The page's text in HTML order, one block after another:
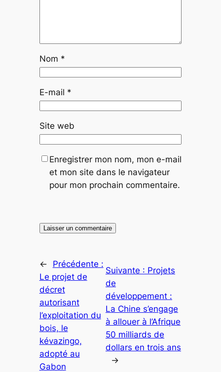
Nom *
E-mail *
Site web
Enregistrer mon nom, mon e-mail
et mon site dans le navigateur
pour mon prochain commentaire.
←
Précédente :
Le projet de
décret
autorisant
l’exploitation du
bois, le
kévazingo,
adopté au
Gabon
Suivante : Projets
de
développement :
La Chine s’engage
à allouer à l’Afrique
50 milliards de
dollars en trois ans
→